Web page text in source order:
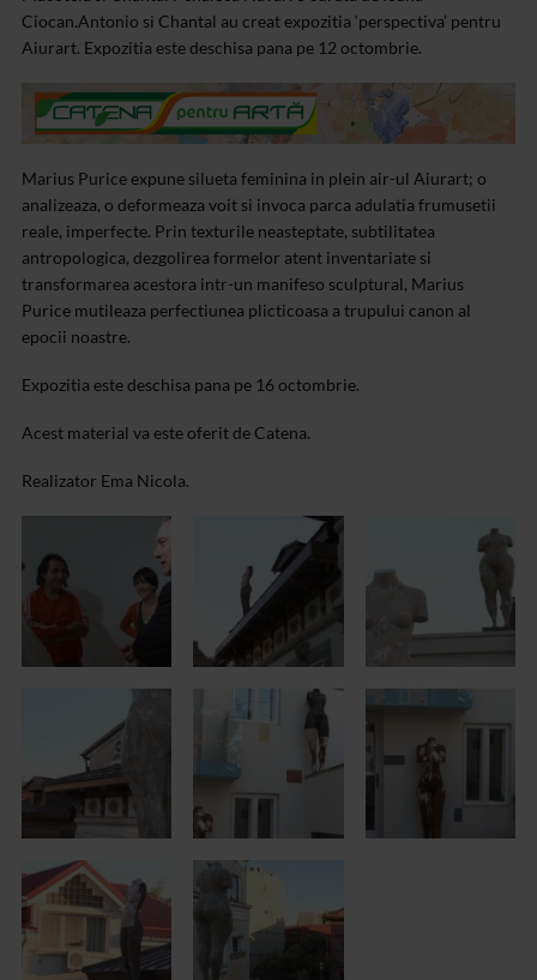
Ciocan.Antonio si Chantal au creat expozitia ‘perspectiva’ pentru
Aiurart. Expozitia este deschisa pana pe 12 octombrie.
Marius Purice expune silueta feminina in plein air-ul Aiurart; o
analizeaza, o deformeaza voit si invoca parca adulatia frumusetii
reale, imperfecte. Prin texturile neasteptate, subtilitatea
antropologica, dezgolirea formelor atent inventariate si
transformarea acestora intr-un manifeso sculptural, Marius
Purice mutileaza perfectiunea plicticoasa a trupului canon al
epocii noastre.
Expozitia este deschisa pana pe 16 octombrie.
Acest material va este oferit de Catena.
Realizator Ema Nicola.